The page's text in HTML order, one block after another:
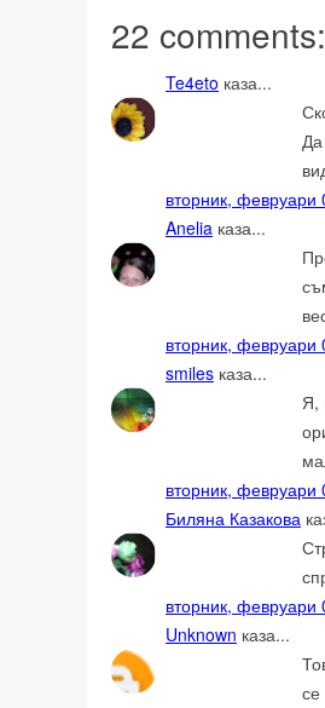
22 comments:
Te4eto каза...
вторник, февруари
Anelia каза...
вторник, февруари
smiles каза...
Я,
вторник, февруари
Биляна Казакова
вторник, февруари
Unknown каза...